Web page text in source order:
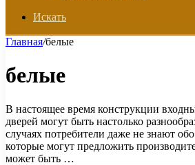
Искать
Главная/белые
белые
В настоящее время конструкции
дверей могут быть настолько
случаях потребители даже не знают
которые могут предложить
может быть …